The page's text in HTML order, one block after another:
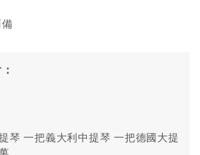
琴 一把義大利中提琴 一把德國大提